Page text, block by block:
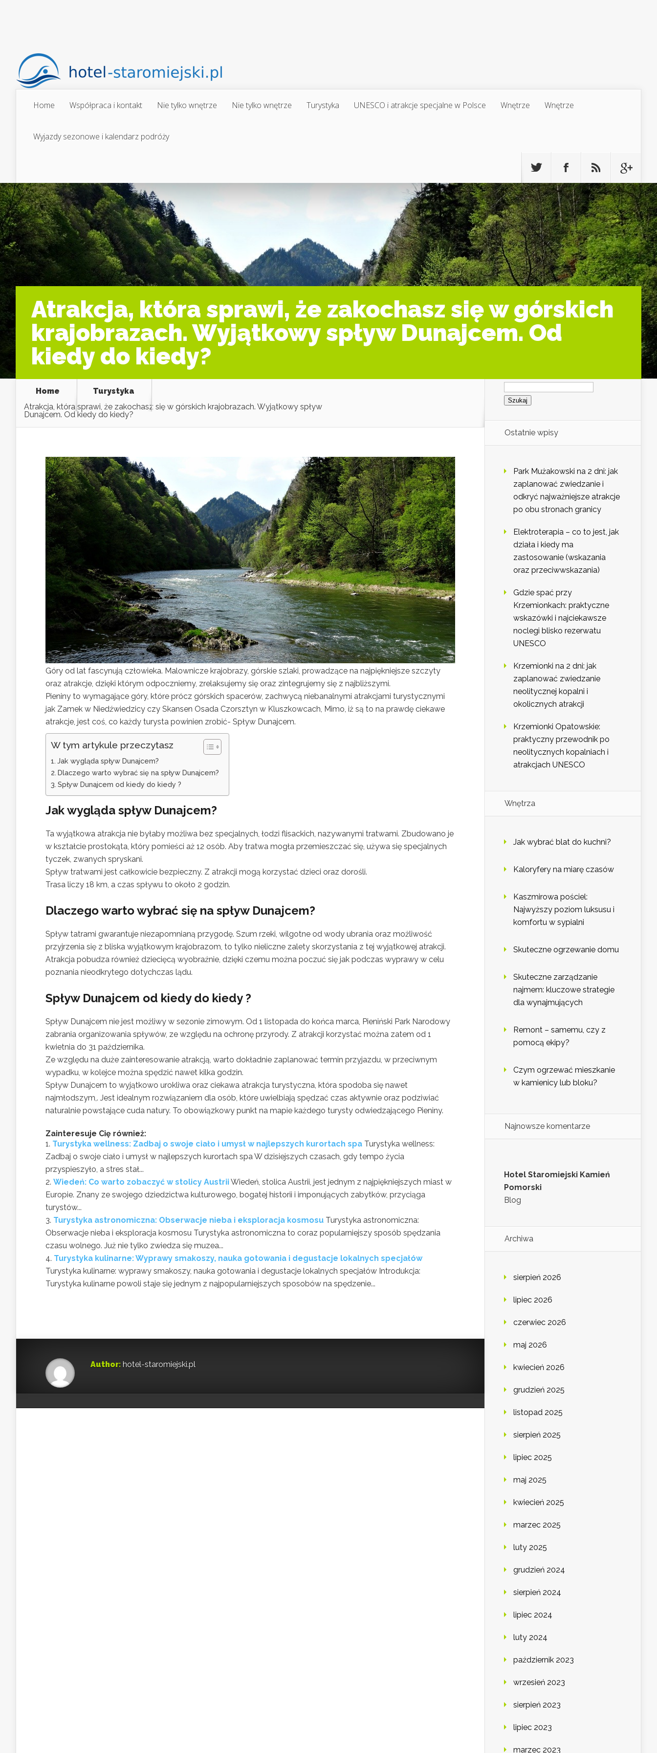
Home Współpraca i kontakt Nie tylko wnętrze Nie tylko wnętrze Turystyka UNESCO i atrakcje specjalne w Polsce Wnętrze Wnętrze
Wyjazdy sezonowe i kalendarz podróży
Atrakcja, która sprawi, że zakochasz się w górskich
krajobrazach. Wyjątkowy spływ Dunajcem. Od
kiedy do kiedy?
Home
Turystyka
Atrakcja, która sprawi, że zakochasz się w górskich krajobrazach. Wyjątkowy spływ
Dunajcem. Od kiedy do kiedy?
Góry od lat fascynują człowieka. Malownicze krajobrazy, górskie szlaki, prowadzące na najpiękniejsze szczyty
oraz atrakcje, dzięki którym odpoczniemy, zrelaksujemy się oraz zintegrujemy się z najbliższymi.
Pieniny to wymagające góry, które prócz górskich spacerów, zachwycą niebanalnymi atrakcjami turystycznymi
jak Zamek w Niedźwiedzicy czy Skansen Osada Czorsztyn w Kluszkowcach, Mimo, iż są to na prawdę ciekawe
atrakcje, jest coś, co każdy turysta powinien zrobić- Spływ Dunajcem.
W tym artykule przeczytasz
Jak wygląda spływ Dunajcem?
Dlaczego warto wybrać się na spływ Dunajcem?
Spływ Dunajcem od kiedy do kiedy ?
Jak wygląda spływ Dunajcem?
Ta wyjątkowa atrakcja nie byłaby możliwa bez specjalnych, łodzi flisackich, nazywanymi tratwami. Zbudowano je
w kształcie prostokąta, który pomieści aż 12 osób. Aby tratwa mogła przemieszczać się, używa się specjalnych
tyczek, zwanych spryskani.
Spływ tratwami jest całkowicie bezpieczny. Z atrakcji mogą korzystać dzieci oraz dorośli.
Trasa liczy 18 km, a czas spływu to około 2 godzin.
Dlaczego warto wybrać się na spływ Dunajcem?
Spływ tatrami gwarantuje niezapomnianą przygodę. Szum rzeki, wilgotne od wody ubrania oraz możliwość
przyjrzenia się z bliska wyjątkowym krajobrazom, to tylko nieliczne zalety skorzystania z tej wyjątkowej atrakcji.
Atrakcja pobudza również dziecięcą wyobraźnie, dzięki czemu można poczuć się jak podczas wyprawy w celu
poznania nieodkrytego dotychczas lądu.
Spływ Dunajcem od kiedy do kiedy ?
Spływ Dunajcem nie jest możliwy w sezonie zimowym. Od 1 listopada do końca marca, Pieniński Park Narodowy
zabrania organizowania spływów, ze względu na ochronę przyrody. Z atrakcji korzystać można zatem od 1
kwietnia do 31 października.
Ze względu na duże zainteresowanie atrakcją, warto dokładnie zaplanować termin przyjazdu, w przeciwnym
wypadku, w kolejce można spędzić nawet kilka godzin.
Spływ Dunajcem to wyjątkowo urokliwa oraz ciekawa atrakcja turystyczna, która spodoba się nawet
najmłodszym,. Jest idealnym rozwiązaniem dla osób, które uwielbiają spędzać czas aktywnie oraz podziwiać
naturalnie powstające cuda natury. To obowiązkowy punkt na mapie każdego turysty odwiedzającego Pieniny.
Zainteresuje Cię również:
Turystyka wellness: Zadbaj o swoje ciało i umysł w najlepszych kurortach spa Turystyka wellness:
Zadbaj o swoje ciało i umysł w najlepszych kurortach spa W dzisiejszych czasach, gdy tempo życia
przyspieszyło, a stres stał...
Wiedeń: Co warto zobaczyć w stolicy AustriiWiedeń, stolica Austrii, jest jednym z najpiękniejszych miast w
Europie. Znany ze swojego dziedzictwa kulturowego, bogatej historii i imponujących zabytków, przyciąga
turystów...
Turystyka astronomiczna: Obserwacje nieba i eksploracja kosmosu Turystyka astronomiczna:
Obserwacje nieba i eksploracja kosmosu Turystyka astronomiczna to coraz popularniejszy sposób spędzania
czasu wolnego. Już nie tylko zwiedza się muzea...
Turystyka kulinarne: Wyprawy smakoszy, nauka gotowania i degustacje lokalnych specjałów
Turystyka kulinarne: wyprawy smakoszy, nauka gotowania i degustacje lokalnych specjałów Introdukcja:
Turystyka kulinarne powoli staje się jednym z najpopularniejszych sposobów na spędzenie...
Author: hotel-staromiejski.pl
Szukaj:
Ostatnie wpisy
Park Mużakowski na 2 dni: jak
zaplanować zwiedzanie i
odkryć najważniejsze atrakcje
po obu stronach granicy
Elektroterapia – co to jest, jak
działa i kiedy ma
zastosowanie (wskazania
oraz przeciwwskazania)
Gdzie spać przy
Krzemionkach: praktyczne
wskazówki i najciekawsze
noclegi blisko rezerwatu
UNESCO
Krzemionki na 2 dni: jak
zaplanować zwiedzanie
neolitycznej kopalni i
okolicznych atrakcji
Krzemionki Opatowskie:
praktyczny przewodnik po
neolitycznych kopalniach i
atrakcjach UNESCO
Wnętrza
Jak wybrać blat do kuchni?
Kaloryfery na miarę czasów
Kaszmirowa pościel:
Najwyższy poziom luksusu i
komfortu w sypialni
Skuteczne ogrzewanie domu
Skuteczne zarządzanie
najmem: kluczowe strategie
dla wynajmujących
Remont – samemu, czy z
pomocą ekipy?
Czym ogrzewać mieszkanie
w kamienicy lub bloku?
Najnowsze komentarze
Hotel Staromiejski Kamień
Pomorski
Blog
Archiwa
sierpień 2026
lipiec 2026
czerwiec 2026
maj 2026
kwiecień 2026
grudzień 2025
listopad 2025
sierpień 2025
lipiec 2025
maj 2025
kwiecień 2025
marzec 2025
luty 2025
grudzień 2024
sierpień 2024
lipiec 2024
luty 2024
październik 2023
wrzesień 2023
sierpień 2023
lipiec 2023
marzec 2023